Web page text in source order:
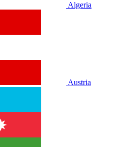
Algeria
Austria